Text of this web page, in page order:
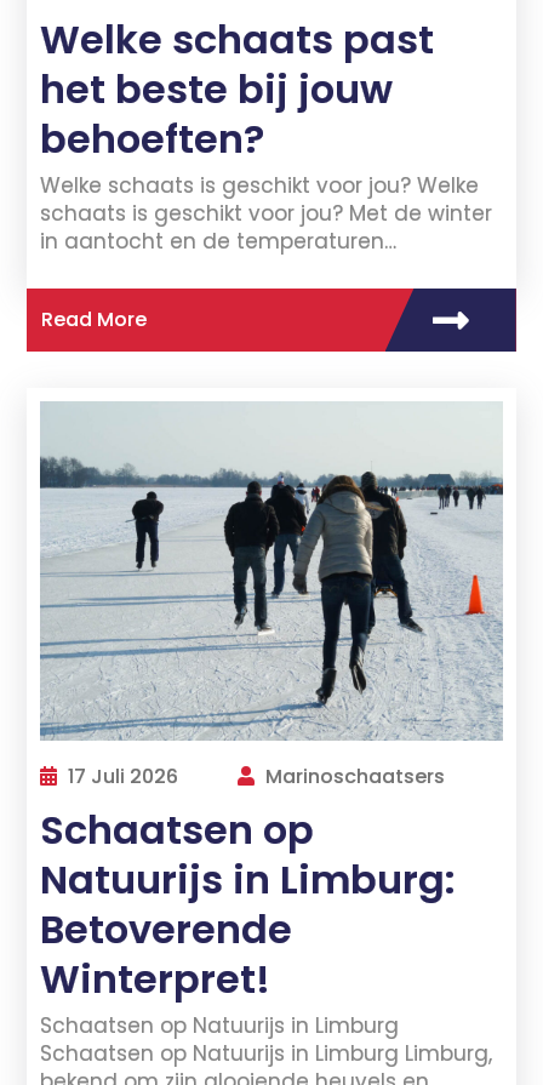
Welke schaats past
het beste bij jouw
behoeften?
Welke schaats is geschikt voor jou? Welke
schaats is geschikt voor jou? Met de winter
in aantocht en de temperaturen…
Read More
17 Juli 2026 Marinoschaatsers
Schaatsen op
Natuurijs in Limburg:
Betoverende
Winterpret!
Schaatsen op Natuurijs in Limburg
Schaatsen op Natuurijs in Limburg Limburg,